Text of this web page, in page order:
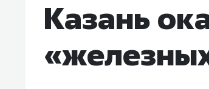
Казань